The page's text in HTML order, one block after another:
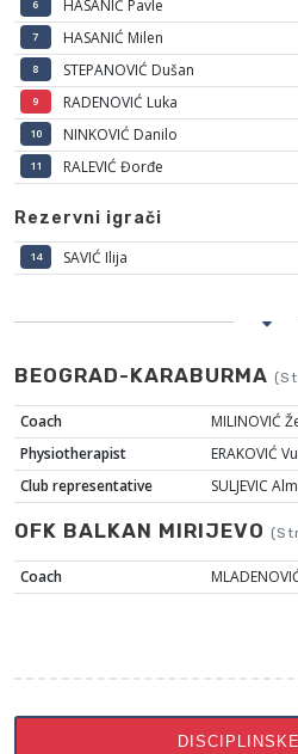
6 HASANIĆ Pavle
7 HASANIĆ Milen
8 STEPANOVIĆ Dušan
9 RADENOVIĆ Luka
10 NINKOVIĆ Danilo
11 RALEVIĆ Đorđe
Rezervni igrači
14 SAVIĆ Ilija
BEOGRAD-KARABURMA
Coach
MILINOVIĆ
Physiotherapist
ERAKOVIĆ
Club representative
SULJEVIC
OFK BALKAN MIRIJEVO
Coach